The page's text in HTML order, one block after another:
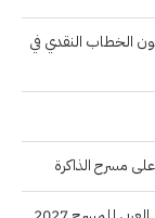
الخطاب النقدي في
مسرح الذاكرة